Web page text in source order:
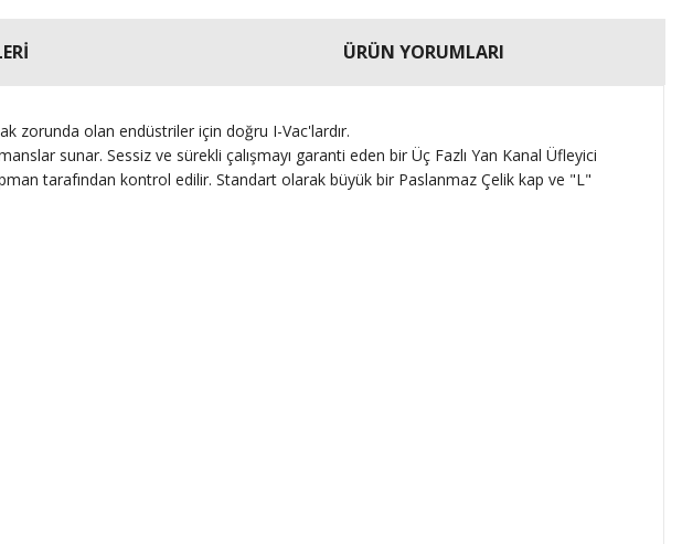
ÜRÜN YORUMLARI
zorunda olan endüstriler için doğru I-Vac'lardır.
sunar. Sessiz ve sürekli çalışmayı garanti eden bir Üç Fazlı Yan Kanal Üfleyici
tarafından kontrol edilir. Standart olarak büyük bir Paslanmaz Çelik kap ve "L"